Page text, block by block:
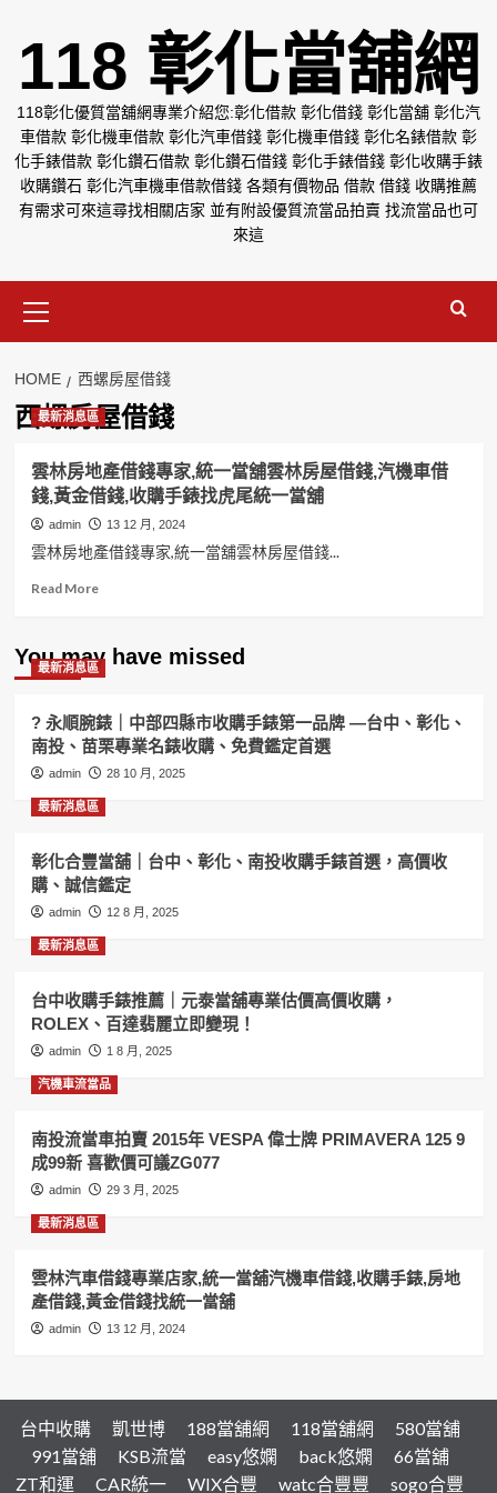
118 彰化當舖網
118彰化優質當舖網專業介紹您:彰化借款 彰化借錢 彰化當舖 彰化汽
車借款 彰化機車借款 彰化汽車借錢 彰化機車借錢 彰化名錶借款 彰
化手錶借款 彰化鑽石借款 彰化鑽石借錢 彰化手錶借錢 彰化收購手錶
收購鑽石 彰化汽車機車借款借錢 各類有價物品 借款 借錢 收購推薦
有需求可來這尋找相關店家 並有附設優質流當品拍賣 找流當品也可
來這
Menu
HOME 西螺房屋借錢
西螺房屋借錢
最新消息區
雲林房地產借錢專家,統一當舖雲林房屋借錢,汽機車借
錢,黃金借錢,收購手錶找虎尾統一當舖
admin 13 12 月, 2024
雲林房地產借錢專家,統一當舖雲林房屋借錢...
Read MoreRead
雲
林
地
產
借
錢
專
家,
一
當
舖
雲
林
借
錢,
汽
車
錢,
黃
金
借
錢,
手
錶
找
You may have missed
最新消息區
? 永順腕錶｜中部四縣市收購手錶第一品牌 —台中、彰化、
南投、苗栗專業名錶收購、免費鑑定首選
admin 28 10 月, 2025
最新消息區
彰化合豐當舖｜台中、彰化、南投收購手錶首選，高價收
購、誠信鑑定
admin 12 8 月, 2025
最新消息區
台中收購手錶推薦｜元泰當舖專業估價高價收購，
ROLEX、百達翡麗立即變現！
admin 1 8 月, 2025
汽機車流當品
南投流當車拍賣 2015年 VESPA 偉士牌 PRIMAVERA 125 9
成99新 喜歡價可議ZG077
admin 29 3 月, 2025
最新消息區
雲林汽車借錢專業店家,統一當舖汽機車借錢,收購手錶,房地
產借錢,黃金借錢找統一當舖
admin 13 12 月, 2024
台中收購 凱世博 188當舖網 118當舖網
580當舖
991當舖
KSB流當 easy悠嫻 back悠嫻
66當舖
ZT和運
CAR統一 WIX合豐 watc合豐豐 sogo合豐